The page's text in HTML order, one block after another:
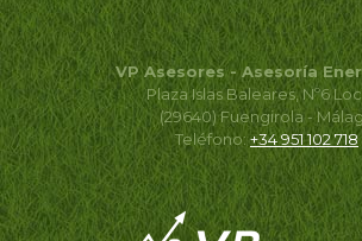
VP Asesores - Asesoría
Plaza Islas Baleares, Nº6
(29640) Fuengirola -
Teléfono:+34 951 102 718